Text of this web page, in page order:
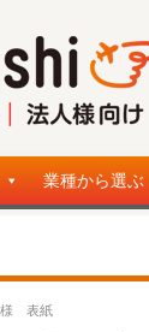
業種から選ぶ
様 表紙